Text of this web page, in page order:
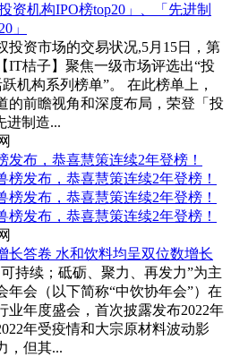
资机构IPO榜top20」、「先进制
」
投资市场的交易状况,5月15日，第
IT桔子】聚焦一级市场评选出“投
机构系列榜单”。 在此榜单上，
的前瞻视角和深度布局，荣登「投
进制造...
发布，恭喜慧策连续2年登榜！
长答卷 水和饮料均呈双位数增长
持续；砥砺、聚力、再发力”为主
年会（以下简称“中饮协年会”）在
业年度盛会，首次披露发布2022年
年受疫情和大宗原材料波动影
，但其...